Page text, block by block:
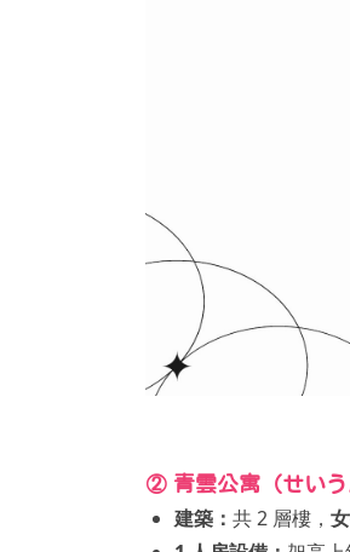
② 青雲公寓（せいう
建築： 共 2 層樓，